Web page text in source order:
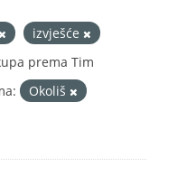
izvješće
prema Tim
Okoliš